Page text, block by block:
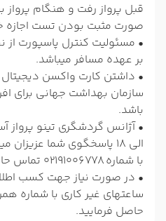
قبل پرواز رفت و هنگام
صورت مثبت بودن تست اجازه
• مسئولیت کنترل پاسپورت از
بر عهده مسافر میباشد.
• داشتن کارت واکسن
باشد.
الی 18 پاسخگوی شما
با شماره 02191006778 تماس حاصل فرمایید.
• در صورت نیاز جهت کسب
حاصل فرمایید.